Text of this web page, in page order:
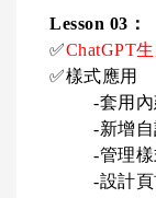
Lesson 03：
✅ChatGPT
✅樣式應用
-套用
-新增
-管理
-設計